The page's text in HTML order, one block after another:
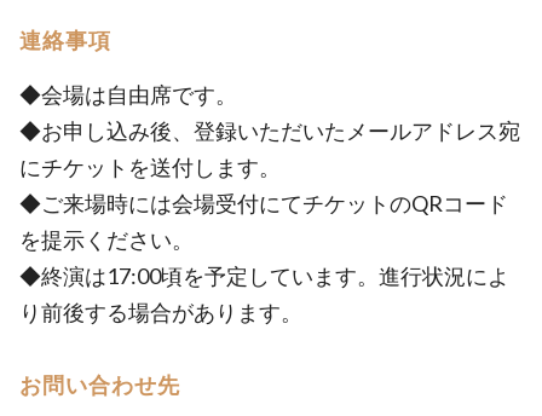
連絡事項
◆会場は自由席です。
◆お申し込み後、登録いただいたメールアドレス宛
にチケットを送付します。
◆ご来場時には会場受付にてチケットのQRコード
を提示ください。
◆終演は17:00頃を予定しています。進行状況によ
り前後する場合があります。
お問い合わせ先